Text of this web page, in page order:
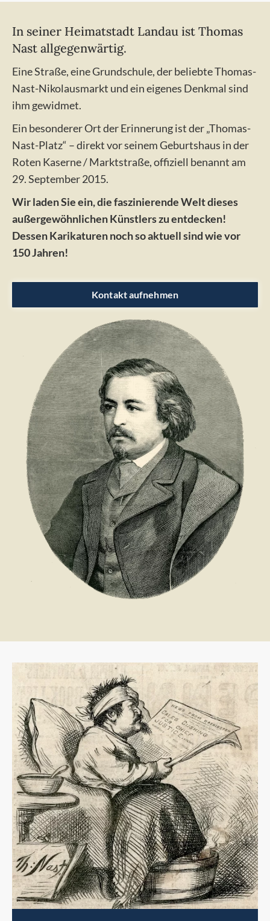
In seiner Heimatstadt Landau ist Thomas
Nast allgegenwärtig.
Eine Straße, eine Grundschule, der beliebte Thomas-
Nast-Nikolausmarkt und ein eigenes Denkmal sind
ihm gewidmet.
Ein besonderer Ort der Erinnerung ist der „Thomas-
Nast-Platz“ – direkt vor seinem Geburtshaus in der
Roten Kaserne / Marktstraße, offiziell benannt am
29. September 2015.
Wir laden Sie ein, die faszinierende Welt dieses
außergewöhnlichen Künstlers zu entdecken!
Dessen Karikaturen noch so aktuell sind wie vor
150 Jahren!
Kontakt aufnehmen